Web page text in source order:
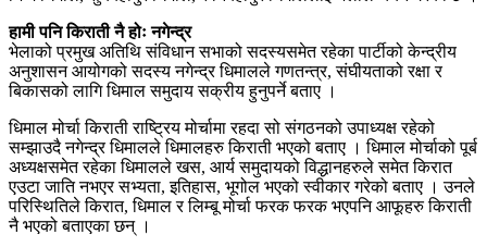
हामी पनि किराती नै होः नगेन्द्र
भेलाको प्रमुख अतिथि संविधान सभाको सदस्यसमेत रहेका पार्टीको केन्द्रीय
अनुशासन आयोगको सदस्य नगेन्द्र धिमालले गणतन्त्र, संघीयताको रक्षा र
बिकासको लागि धिमाल समुदाय सक्रीय हुनुपर्ने बताए ।
धिमाल मोर्चा किराती राष्ट्रिय मोर्चामा रहदा सो संगठनको उपाध्यक्ष रहेको
सम्झाउदै नगेन्द्र धिमालले धिमालहरु किराती भएको बताए । धिमाल मोर्चाको पूर्ब
अध्यक्षसमेत रहेका धिमालले खस, आर्य समुदायको विद्धानहरुले समेत किरात
एउटा जाति नभएर सभ्यता, इतिहास, भूगोल भएको स्वीकार गरेको बताए । उनले
परिस्थितिले किरात, धिमाल र लिम्बू मोर्चा फरक फरक भएपनि आफूहरु किराती
नै भएको बताएका छन् ।